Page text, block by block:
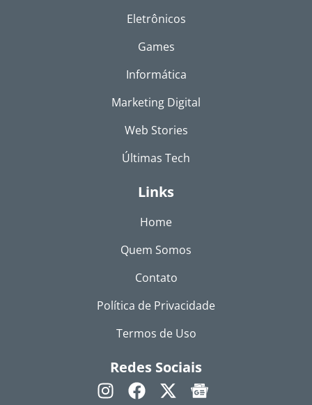
Eletrônicos
Games
Informática
Marketing Digital
Web Stories
Últimas Tech
Links
Home
Quem Somos
Contato
Política de Privacidade
Termos de Uso
Redes Sociais